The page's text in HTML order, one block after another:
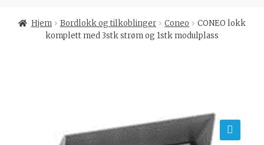
Til kassen
Hjem Bordlokk og tilkoblinger Coneo
CONEO lokk
komplett med 3stk strøm og 1stk modulplass